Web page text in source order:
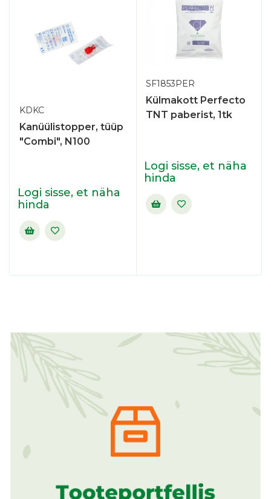
KDKC
Kanüülistopper, tüüp
"Combi", N100
Logi sisse, et näha
hinda
SF1853PER
Külmakott Perfecto
TNT paberist, 1tk
Logi sisse, et näha
hinda